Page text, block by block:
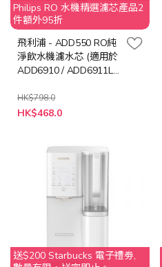
Philips RO 水機精選濾芯產品2
件額外95折
飛利浦 - ADD550 RO純
淨飲水機濾水芯 (適用於
ADD6910 / ADD6911L /
HK$798.0
特
殊
HK$468.0
送$200 Starbucks 電子禮劵,